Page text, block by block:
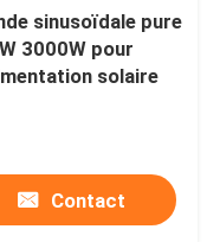
sinusoïdale pure
3000W pour
solaire
Contact